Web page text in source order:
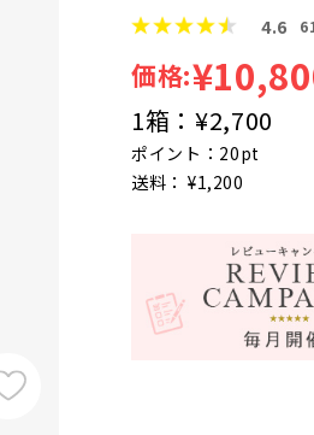
4.6
価格:
1箱： ¥2,700
ポイント：20pt
送料： ¥1,200